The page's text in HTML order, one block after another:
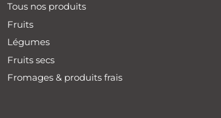
dès 30€
Tous nos produits
Fruits
Légumes
Fruits secs
Fromages & produits frais